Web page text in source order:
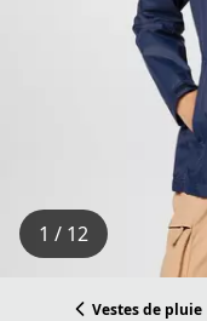
1 / 12
Vestes de pluie